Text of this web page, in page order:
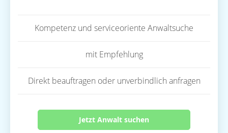
Kompetenz und serviceoriente Anwaltsuche
mit Empfehlung
Direkt beauftragen oder unverbindlich anfragen
Jetzt Anwalt suchen